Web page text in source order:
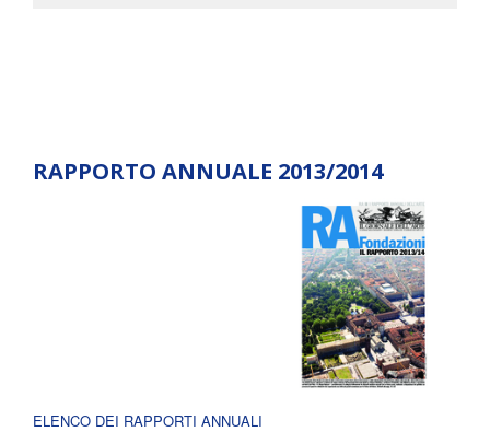
RAPPORTO ANNUALE 2013/2014
ELENCO DEI RAPPORTI ANNUALI